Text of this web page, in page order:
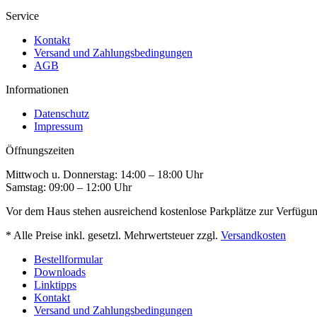
Service
Kontakt
Versand und Zahlungsbedingungen
AGB
Informationen
Datenschutz
Impressum
Öffnungszeiten
Mittwoch u. Donnerstag: 14:00 – 18:00 Uhr
Samstag: 09:00 – 12:00 Uhr
Vor dem Haus stehen ausreichend kostenlose Parkplätze zur
* Alle Preise inkl. gesetzl. Mehrwertsteuer zzgl. Versandkosten
Bestellformular
Downloads
Linktipps
Kontakt
Versand und Zahlungsbedingungen